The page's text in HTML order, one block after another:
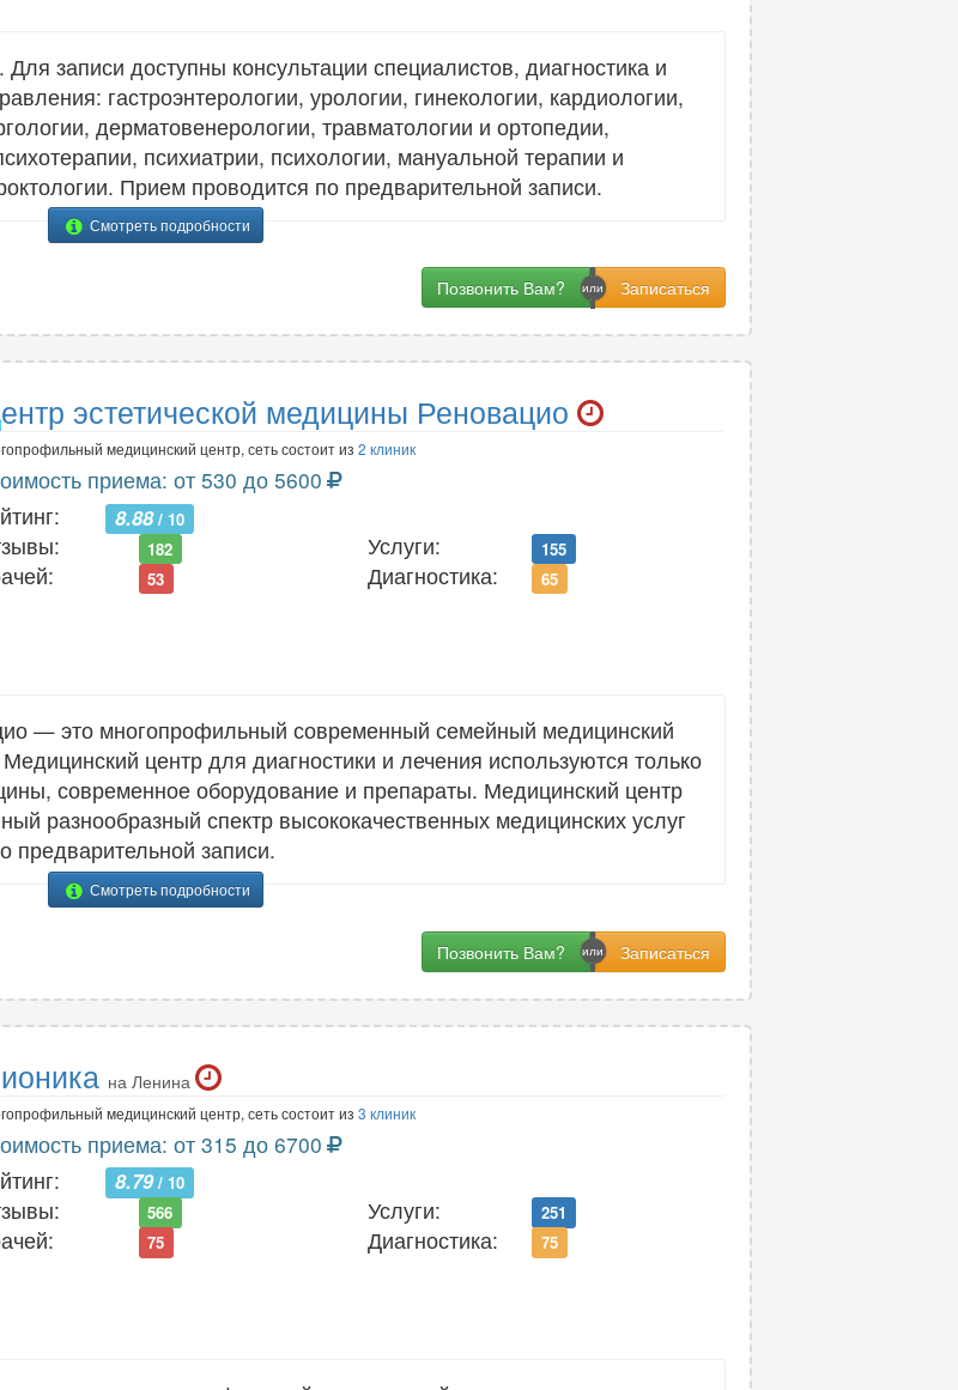
1
31
8
2
17
2
21
С
Сексология 1
Сомнология 3
Спортивная медицина
Т
Терапия 29
Травматология
Травматология-ортопедия
Трансфузиология
Трихология 7
Ч
Челюстно-лицевая хирургия
Э
Эндокринология 25
Эндоскопия 15
Эпилептология 1
записи доступны консультации специалистов, диагностика и
гастроэнтерологии, урологии, гинекологии, кардиологии,
дерматовенерологии, травматологии и ортопедии,
психиатрии, психологии, мануальной терапии и
Прием проводится по предварительной записи.
Смотреть подробности
Позвонить Вам?
ентр эстетической медицины Реновацио
медицинский центр, сеть состоит из 2 клиник
приема: от 530 до 5600
8.88/ 10
182 Услуги: 155
53 Диагностика: 65
— это многопрофильный современный семейный медицинский
центр для диагностики и лечения используются только
современное оборудование и препараты. Медицинский центр
разнообразный спектр высококачественных медицинских услуг
предварительной записи.
Смотреть подробности
Позвонить Вам?
ионика на Ленина
медицинский центр, сеть состоит из 3 клиник
приема: от 315 до 6700
8.79/ 10
566 Услуги: 251
75 Диагностика: 75